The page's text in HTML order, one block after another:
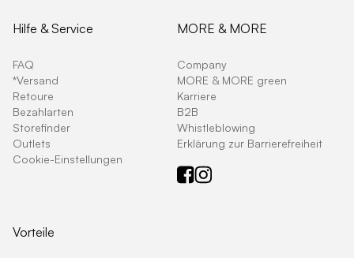
Hilfe & Service
FAQ
*Versand
Retoure
Bezahlarten
Storefinder
Outlets
Cookie-Einstellungen
MORE & MORE
Company
MORE & MORE green
Karriere
B2B
Whistleblowing
Erklärung zur Barrierefreiheit
Vorteile